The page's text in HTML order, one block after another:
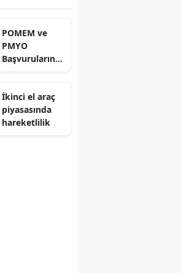
POMEM ve
PMYO
Başvurularınd
İkinci el araç
piyasasında
hareketlilik